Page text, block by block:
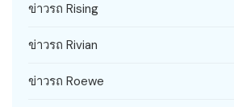
ข่าวรถ Rising
ข่าวรถ Rivian
ข่าวรถ Roewe